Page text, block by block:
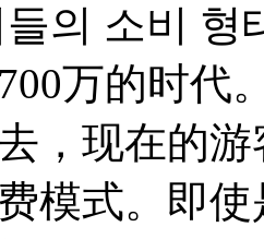
의 소비 형
万的时代
，现在的
模式。即